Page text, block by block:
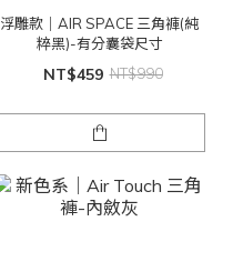
浮雕款｜AIR SPACE 三角褲(純
粹黑)-有分囊袋尺寸
NT$459 NT$990